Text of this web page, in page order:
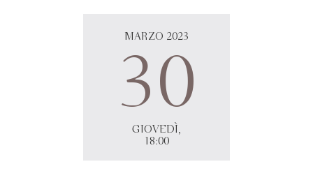
MARZO 2023
30
GIOVEDÌ,
18:00